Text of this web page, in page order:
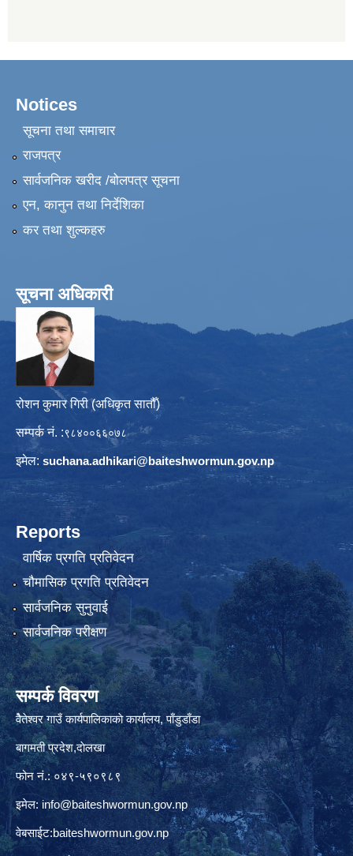
Notices
सूचना तथा समाचार
राजपत्र
सार्वजनिक खरीद /बोलपत्र सूचना
एन, कानुन तथा निर्देशिका
कर तथा शुल्कहरु
सूचना अधिकारी
रोशन कुमार गिरी (अधिकृत सातौँ)
सम्पर्क नं. :९८४००६६०७८
इमेल: suchana.adhikari@baiteshwormun.gov.np
Reports
वार्षिक प्रगति प्रतिवेदन
चौमासिक प्रगति प्रतिवेदन
सार्वजनिक सुनुवाई
सार्वजनिक परीक्षण
सम्पर्क विवरण
वैेतेश्वर गाउँ कार्यपालिकाकाे कार्यालय, पाँडुडाँडा
बागमती‌ प्रदेश,दाेलखा
फोन नं.: ०४९-५९०९८९
इमेल: info@baiteshwormun.gov.np
वेबसाईट:baiteshwormun.gov.np